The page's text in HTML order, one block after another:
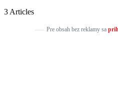
3 Articles
Pre obsah bez reklamy sa